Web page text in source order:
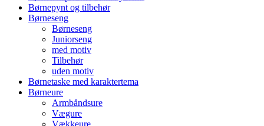
Børnepynt og tilbehør
Børneseng
Børneseng
Juniorseng
med motiv
Tilbehør
uden motiv
Børnetaske med karaktertema
Børneure
Armbåndsure
Vægure
Vækkeure